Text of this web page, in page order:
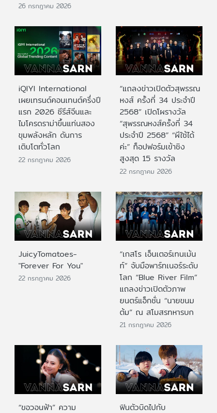
26 กรกฎาคม 2026
iQIYI International
เผยเทรนด์คอนเทนต์ครึ่งปี
แรก 2026 ซีรีส์จีนและ
ไมโครดราม่าขึ้นแท่นสอง
ขุมพลังหลัก ดันการ
เติบโตทั่วโลก
22 กรกฎาคม 2026
“แถลงข่าวเปิดตัวสุพรรณ
หงส์ ครั้งที่ 34 ประจำปี
2568” เปิดโผรางวัล
“สุพรรณหงส์ครั้งที่ 34
ประจำปี 2568” “ผีใช้ได้
ค่ะ” ท็อปฟอร์มเข้าชิง
สูงสุด 15 รางวัล
22 กรกฎาคม 2026
JuicyTomatoes-
"Forever For You"
22 กรกฎาคม 2026
“เกสโร เอ็นเตอร์เทนเม้น
ท์” จับมือพาร์ทเนอร์ระดับ
โลก “Blue River Film”
แถลงข่าวเปิดตัวภาพ
ยนตร์แอ็กชั่น “นายขนม
ต้ม” ณ สโมสรทหารบก
21 กรกฎาคม 2026
“ขอวอนฟ้า” ความ ฟินตัวบิดไปกับ